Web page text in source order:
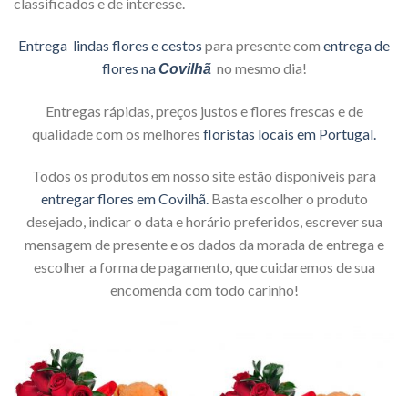
classificados e de interesse.
Entrega lindas flores e cestos para presente com entrega de
flores naCovilhãno mesmo dia!
Entregas rápidas, preços justos e flores frescas e de
qualidade com os melhores floristas locais em Portugal.
Todos os produtos em nosso site estão disponíveis para
entregar flores em Covilhã.Basta escolher o produto
desejado, indicar o data e horário preferidos, escrever sua
mensagem de presente e os dados da morada de entrega e
escolher a forma de pagamento, que cuidaremos de sua
encomenda com todo carinho!